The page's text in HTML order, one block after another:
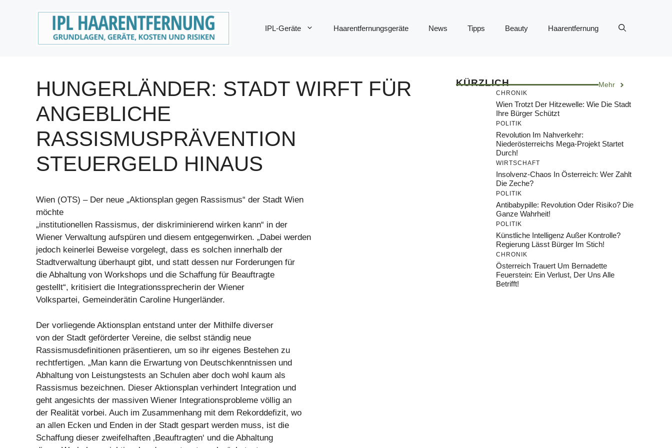
IPL-Geräte Haarentfernungsgeräte News Tipps Beauty Haarentfernung
HUNGERLÄNDER: STADT WIRFT FÜR
ANGEBLICHE
RASSISMUSPRÄVENTION
STEUERGELD HINAUS
Wien (OTS) – Der neue „Aktionsplan gegen Rassismus“ der Stadt Wien
möchte
„institutionellen Rassismus, der diskriminierend wirken kann“ in der
Wiener Verwaltung aufspüren und diesem entgegenwirken. „Dabei werden
jedoch keinerlei Beweise vorgelegt, dass es solchen innerhalb der
Stadtverwaltung überhaupt gibt, und statt dessen nur Forderungen für
die Abhaltung von Workshops und die Schaffung für Beauftragte
gestellt“, kritisiert die Integrationssprecherin der Wiener
Volkspartei, Gemeinderätin Caroline Hungerländer.
Der vorliegende Aktionsplan entstand unter der Mithilfe diverser
von der Stadt geförderter Vereine, die selbst ständig neue
Rassismusdefinitionen präsentieren, um so ihr eigenes Bestehen zu
rechtfertigen. „Man kann die Erwartung von Deutschkenntnissen und
Abhaltung von Leistungstests an Schulen aber doch wohl kaum als
Rassismus bezeichnen. Dieser Aktionsplan verhindert Integration und
geht angesichts der massiven Wiener Integrationsprobleme völlig an
der Realität vorbei. Auch im Zusammenhang mit dem Rekorddefizit, wo
an allen Ecken und Enden in der Stadt gespart werden muss, ist die
Schaffung dieser zweifelhaften ‚Beauftragten‘ und die Abhaltung
KÜRZLICH Mehr
CHRONIK
Wien Trotzt Der Hitzewelle: Wie Die Stadt
Ihre Bürger Schützt
POLITIK
Revolution Im Nahverkehr:
Niederösterreichs Mega-Projekt Startet
Durch!
WIRTSCHAFT
Insolvenz-Chaos In Österreich: Wer Zahlt
Die Zeche?
POLITIK
Antibabypille: Revolution Oder Risiko? Die
Ganze Wahrheit!
POLITIK
Künstliche Intelligenz Außer Kontrolle?
Regierung Lässt Bürger Im Stich!
CHRONIK
Österreich Trauert Um Bernadette
Feuerstein: Ein Verlust, Der Uns Alle
Betrifft!